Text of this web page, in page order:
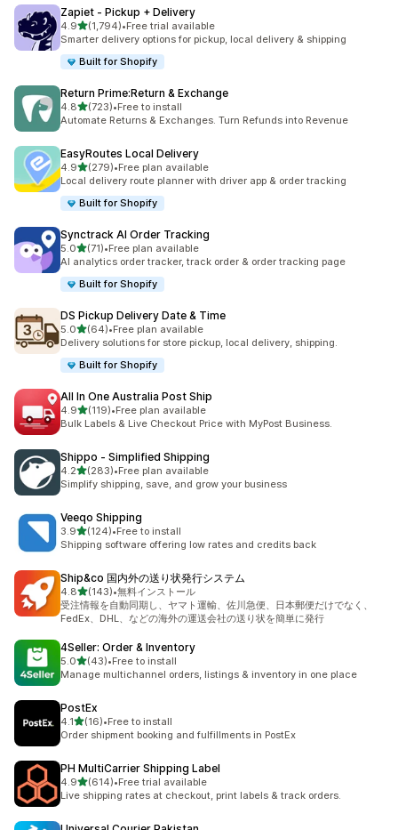
Zapiet ‑ Pickup + Delivery
4.95つ星中
(1,794)
合計レビュー数：1794件
•Free trial available
Smarter delivery options for pickup, local delivery & shipping
Built for Shopify
Return Prime:Return & Exchange
4.85つ星中
(723)
合計レビュー数：723件
•Free to install
Automate Returns & Exchanges. Turn Refunds into Revenue
EasyRoutes Local Delivery
4.95つ星中
(279)
合計レビュー数：279件
•Free plan available
Local delivery route planner with driver app & order tracking
Built for Shopify
Synctrack AI Order Tracking
5.05つ星中
(71)
合計レビュー数：71件
•Free plan available
AI analytics order tracker, track order & order tracking page
Built for Shopify
DS Pickup Delivery Date & Time
5.05つ星中
(64)
合計レビュー数：64件
•Free plan available
Delivery solutions for store pickup, local delivery, shipping.
Built for Shopify
All In One Australia Post Ship
4.95つ星中
(119)
合計レビュー数：119件
•Free plan available
Bulk Labels & Live Checkout Price with MyPost Business.
Shippo ‑ Simplified Shipping
4.25つ星中
(283)
合計レビュー数：283件
•Free plan available
Simplify shipping, save, and grow your business
Veeqo Shipping
3.95つ星中
(124)
合計レビュー数：124件
•Free to install
Shipping software offering low rates and credits back
Ship&co 国内外の送り状発行システム
4.85つ星中
(143)
合計レビュー数：143件
•無料インストール
受注情報を自動同期し、ヤマト運輸、佐川急便、日本郵便だけでなく、
FedEx、DHL、などの海外の運送会社の送り状を簡単に発行
4Seller: Order & Inventory
5.05つ星中
(43)
合計レビュー数：43件
•Free to install
Manage multichannel orders, listings & inventory in one place
PostEx
4.15つ星中
(16)
合計レビュー数：16件
•Free to install
Order shipment booking and fulfillments in PostEx
PH MultiCarrier Shipping Label
4.95つ星中
(614)
合計レビュー数：614件
•Free trial available
Live shipping rates at checkout, print labels & track orders.